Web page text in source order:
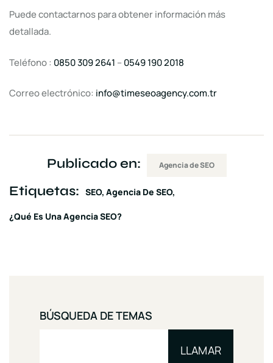
Puede contactarnos para obtener información más
detallada.
Teléfono : 0850 309 2641 – 0549 190 2018
Correo electrónico: info@timeseoagency.com.tr
Publicado en: Agencia de SEO
Etiquetas: SEO Agencia De SEO
¿Qué Es Una Agencia SEO?
BÚSQUEDA DE TEMAS
LLAMAR